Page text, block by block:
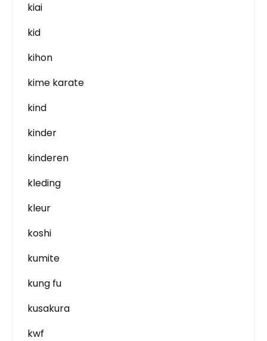
kiai
kid
kihon
kime karate
kind
kinder
kinderen
kleding
kleur
koshi
kumite
kung fu
kusakura
kwf